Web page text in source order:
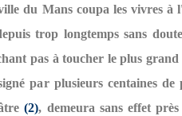
du Mans coupa les vivres à
trop longtemps sans
pas à toucher le plus
par plusieurs centaines de
(2), demeura sans effet